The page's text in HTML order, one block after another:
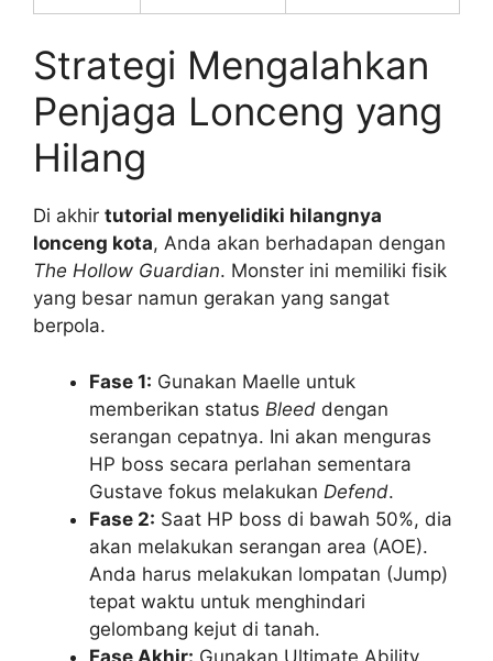
Strategi Mengalahkan
Penjaga Lonceng yang
Hilang
Di akhir tutorial menyelidiki hilangnya
lonceng kota, Anda akan berhadapan dengan
The Hollow Guardian. Monster ini memiliki fisik
yang besar namun gerakan yang sangat
berpola.
Fase 1: Gunakan Maelle untuk
memberikan status Bleed dengan
serangan cepatnya. Ini akan menguras
HP boss secara perlahan sementara
Gustave fokus melakukan Defend.
Fase 2: Saat HP boss di bawah 50%, dia
akan melakukan serangan area (AOE).
Anda harus melakukan lompatan (Jump)
tepat waktu untuk menghindari
gelombang kejut di tanah.
Fase Akhir: Gunakan Ultimate Ability